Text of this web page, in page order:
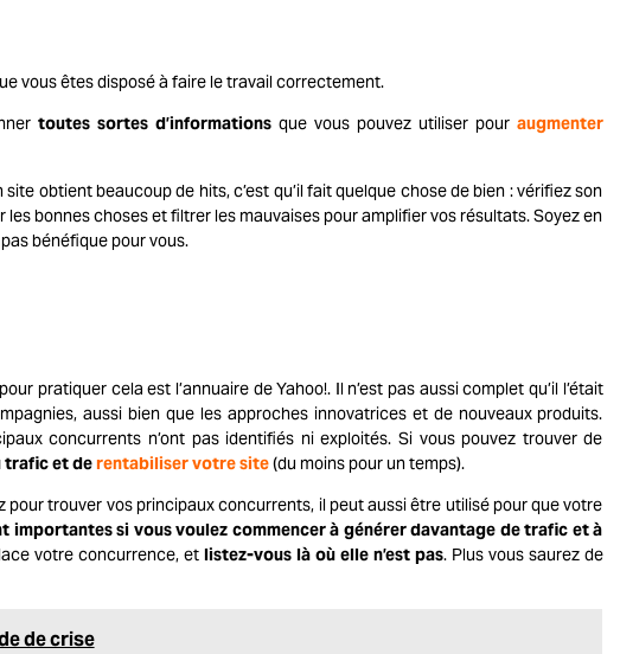
vous êtes disposé à faire le travail correctement.
toutes sortes d’informationsque vous pouvez utiliser pour augmenter
site obtient beaucoup de hits, c’est qu’il fait quelque chose de bien : vérifiez son
bonnes choses et filtrer les mauvaises pour amplifier vos résultats. Soyez en
bénéfique pour vous.
pratiquer cela est l’annuaire de Yahoo!. Il n’est pas aussi complet qu’il l’était
aussi bien que les approches innovatrices et de nouveaux produits.
concurrents n’ont pas identifiés ni exploités. Si vous pouvez trouver de
trafic et derentabiliser votre site(du moins pour un temps).
trouver vos principaux concurrents, il peut aussi être utilisé pour que votre
importantes si vous voulez commencer à générer davantage de trafic et à
votre concurrence, etlistez-vous là où elle n’est pas. Plus vous saurez de
de crise